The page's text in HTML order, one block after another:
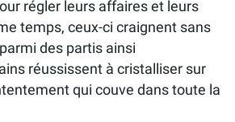
régler leurs affaires et leurs
temps, ceux-ci craignent sans
des partis ainsi
réussissent à cristalliser sur
qui couve dans toute la